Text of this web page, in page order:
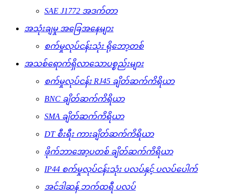
SAE J1772 အဒက်တာ
အသုံးချမှု အခြေအနေများ
စက်မှုလုပ်ငန်းသုံး ရိုဘော့တစ်
အသစ်ရောက်ရှိလာသောပစ္စည်းများ
စက်မှုလုပ်ငန်း RJ45 ချိတ်ဆက်ကိရိယာ
BNC ချိတ်ဆက်ကိရိယာ
SMA ချိတ်ဆက်ကိရိယာ
DT စီးရီး ကားချိတ်ဆက်ကိရိယာ
ဖိုက်ဘာအော့ပတစ် ချိတ်ဆက်ကိရိယာ
IP44 စက်မှုလုပ်ငန်းသုံး ပလပ်နှင့် ပလပ်ပေါက်
အင်ဒါဆန် ဘက်ထရီ ပလပ်